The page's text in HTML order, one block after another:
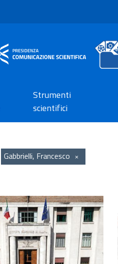
Strumenti
scientifici
Gabbrielli, Francesco